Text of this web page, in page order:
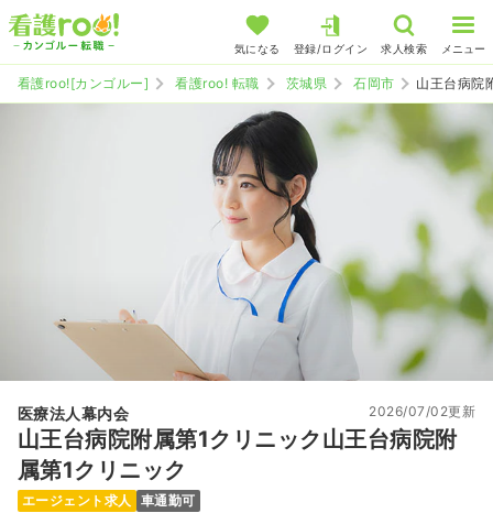
気になる 登録/ログイン 求人検索 メニュー
看護roo![カンゴルー] 看護roo! 転職 茨城県 石岡市 山王台病院
医療法人幕内会
山王台病院附属第1クリニック山王台病院附
属第1クリニック
2026/07/02更新
エージェント求人 車通勤可